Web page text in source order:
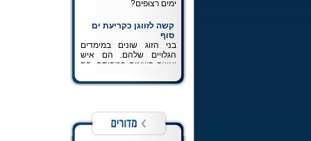
סוף
בני הזוג שונים במימדים
הגלויים שלהם. הם איש
ואשה השונים במהותם. הם
לא אמורים לחשוב ולהרגיש
במציאותם כשונה זהו חלק
כתיבה לרבי
כל מה שרצית לדעת על